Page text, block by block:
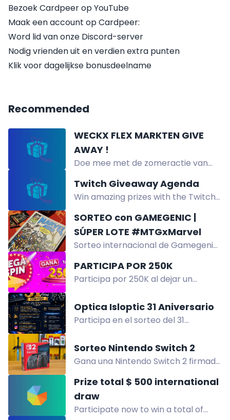
Bezoek Cardpeer op YouTube
Maak een account op Cardpeer:
Word lid van onze Discord-server
Nodig vrienden uit en verdien extra punten
Klik voor dagelijkse bonusdeelname
Recommended
WECKX FLEX MARKTEN GIVE
AWAY !
Doe mee met de zomeractie van
verse aardbeien, shoptegoed,
hoedjes en meer.
Twitch Giveaway Agenda
Win amazing prizes with the Twitch
chance to win Kanaalpunten, Merch,
and more. Follow participating
streamers to enter.
SORTEO con GAMEGENIC |
SÚPER LOTE #MTGxMarvel
Sorteo internacional de Gamegenic:
aleatorio de la colección
MTGxMarvel. Participa en la web.
PARTICIPA POR 250K
Participa por 250K al dejar un
seguir en redes sociales. ¡Regístrate
ya para ganar! ¡No te lo pierdas!
Optica Isloptic 31 Aniversario
Participa en el sorteo del 31
increíbles premios. Válido del 3 ago
al 21 sep 2026.
Sorteo Nintendo Switch 2
Gana una Nintendo Switch 2 firmada
cualquier país. Sorteo con ganador
anunciado en directo.
Prize total $ 500 international
draw
Participate now to win a total of